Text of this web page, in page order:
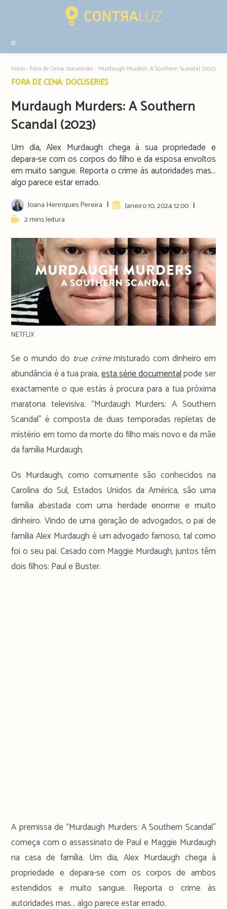
sidebar
Início- Fora de Cena: docuseries - Murdaugh Murders: A Southern Scandal (2023)
Post
FORA DE CENA: DOCUSERIES
Murdaugh Murders: A Southern
Scandal (2023)
Um dia, Alex Murdaugh chega à sua propriedade e
depara-se com os corpos do filho e da esposa envoltos
em muito sangue. Reporta o crime às autoridades mas...
algo parece estar errado.
Post
author:
Joana Henriques Pereira
ArtigoJaneiro 10, 2024 12:00
Reading2 mins leitura
NETFLIX
Se o mundo do true crimemisturado com dinheiro em
abundância é a tua praia,esta série documentalpode ser
exactamente o que estás à procura para a tua próxima
maratona televisiva. “Murdaugh Murders: A Southern
Scandal” é composta de duas temporadas repletas de
mistério em torno da morte do filho mais novo e da mãe
da família Murdaugh.
Os Murdaugh, como comumente são conhecidos na
Carolina do Sul, Estados Unidos da América, são uma
família abastada com uma herdade enorme e muito
dinheiro. Vindo de uma geração de advogados, o pai de
família Alex Murdaugh é um advogado famoso, tal como
foi o seu pai. Casado com Maggie Murdaugh, juntos têm
dois filhos: Paul e Buster.
A premissa de “Murdaugh Murders: A Southern Scandal”
começa com o assassinato de Paul e Maggie Murdaugh
na casa de família. Um dia, Alex Murdaugh chega à
propriedade e depara-se com os corpos de ambos
estendidos e muito sangue. Reporta o crime às
autoridades mas… algo parece estar errado.